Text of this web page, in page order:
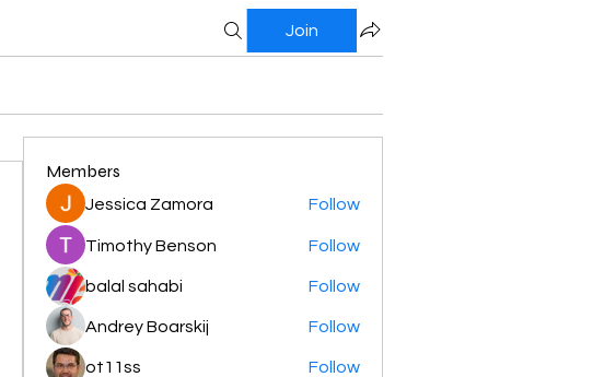
Join
Members
Jessica Zamora Follow
Timothy Benson Follow
balal sahabi Follow
Andrey Boarskij Follow
ot11ss
Follow